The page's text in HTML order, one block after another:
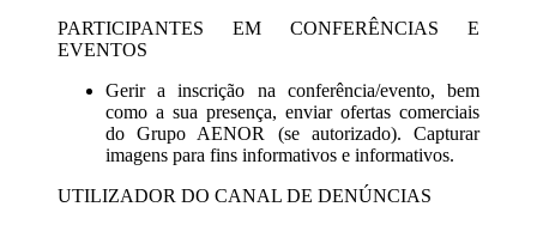
PARTICIPANTES EM CONFERÊNCIAS E
EVENTOS
Gerir a inscrição na conferência/evento, bem
como a sua presença, enviar ofertas comerciais
do Grupo AENOR (se autorizado). Capturar
imagens para fins informativos e informativos.
UTILIZADOR DO CANAL DE DENÚNCIAS